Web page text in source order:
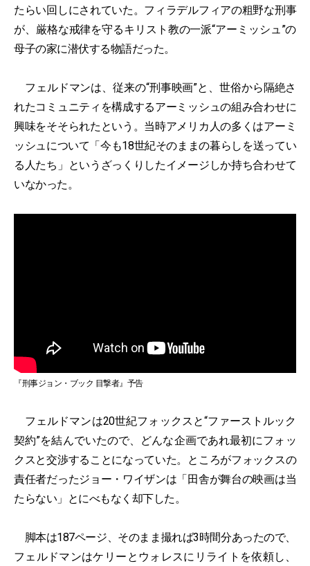
たらい回しにされていた。フィラデルフィアの粗野な刑事
が、厳格な戒律を守るキリスト教の一派“アーミッシュ”の
母子の家に潜伏する物語だった。
フェルドマンは、従来の“刑事映画”と、世俗から隔絶さ
れたコミュニティを構成するアーミッシュの組み合わせに
興味をそそられたという。当時アメリカ人の多くはアーミ
ッシュについて「今も18世紀そのままの暮らしを送ってい
る人たち」というざっくりしたイメージしか持ち合わせて
いなかった。
『刑事ジョン・ブック 目撃者』予告
フェルドマンは20世紀フォックスと“ファーストルック
契約”を結んでいたので、どんな企画であれ最初にフォッ
クスと交渉することになっていた。ところがフォックスの
責任者だったジョー・ワイザンは「田舎が舞台の映画は当
たらない」とにべもなく却下した。
脚本は187ページ、そのまま撮れば3時間分あったので、
フェルドマンはケリーとウォレスにリライトを依頼し、